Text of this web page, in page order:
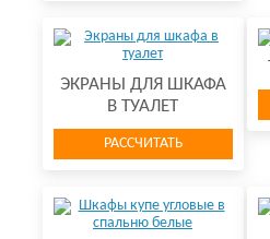
ЭКРАНЫ ДЛЯ ШКАФА
В ТУАЛЕТ
РАССЧИТАТЬ